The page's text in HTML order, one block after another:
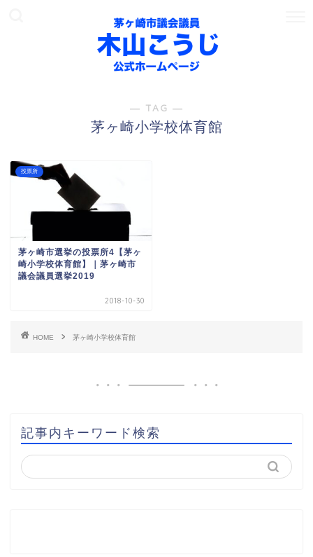
― TAG ―
茅ヶ崎小学校体育館
投票所
茅ヶ崎市選挙の投票所4【茅ヶ
崎小学校体育館】｜茅ヶ崎市
議会議員選挙2019
2018-10-30
HOME 茅ヶ崎小学校体育館
記事内キーワード検索